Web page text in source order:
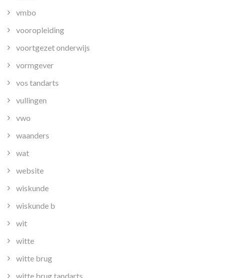
vmbo
vooropleiding
voortgezet onderwijs
vormgever
vos tandarts
vullingen
vwo
waanders
wat
website
wiskunde
wiskunde b
wit
witte
witte brug
witte brug tandarts